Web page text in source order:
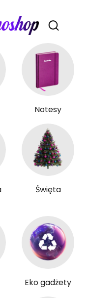
Otwórz
Notesy
Święta
Eko gadżety